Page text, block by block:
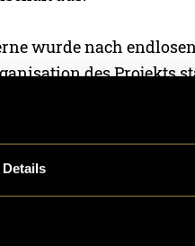
Details
wurde nach
des Projekts
Anfragen wurden
erhielten. Die
ein